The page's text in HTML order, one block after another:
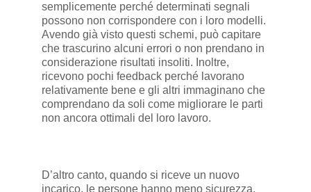
semplicemente perché determinati segnali
possono non corrispondere con i loro modelli.
Avendo già visto questi schemi, può capitare
che trascurino alcuni errori o non prendano in
considerazione risultati insoliti. Inoltre,
ricevono pochi feedback perché lavorano
relativamente bene e gli altri immaginano che
comprendano da soli come migliorare le parti
non ancora ottimali del loro lavoro.
D’altro canto, quando si riceve un nuovo
incarico, le persone hanno meno sicurezza,